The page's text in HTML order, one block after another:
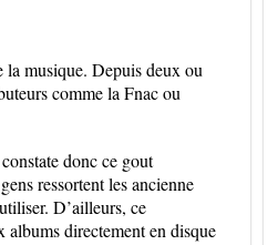
la musique. Depuis deux ou
comme la Fnac ou
donc ce gout
ressortent les ancienne
D’ailleurs, ce
albums directement en disque